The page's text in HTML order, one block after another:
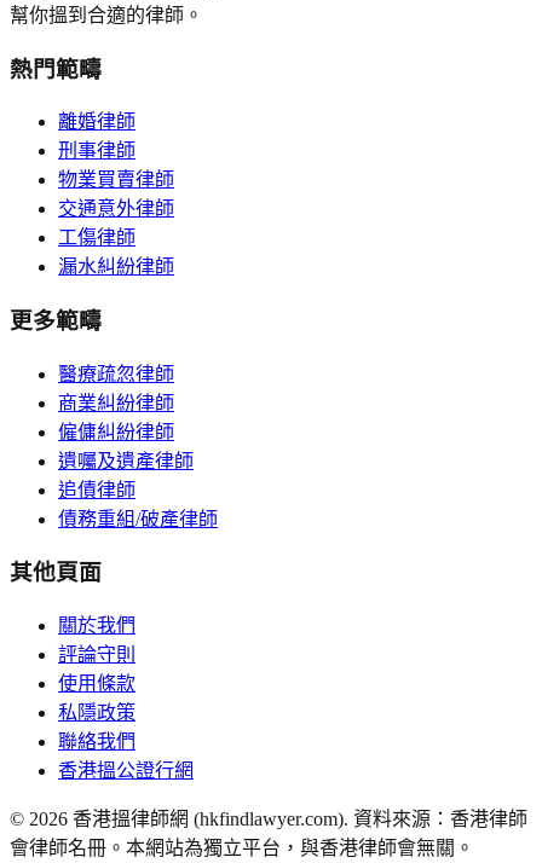
幫你搵到合適的律師。
熱門範疇
離婚律師
刑事律師
物業買賣律師
交通意外律師
工傷律師
漏水糾紛律師
更多範疇
醫療疏忽律師
商業糾紛律師
僱傭糾紛律師
遺囑及遺產律師
追債律師
債務重組/破產律師
其他頁面
關於我們
評論守則
使用條款
私隱政策
聯絡我們
香港搵公證行網
© 2026 香港搵律師網 (hkfindlawyer.com). 資料來源：香港律師
會律師名冊。本網站為獨立平台，與香港律師會無關。